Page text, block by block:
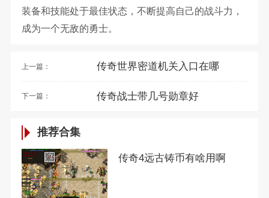
装备和技能处于最佳状态，不断提高自己的战斗力，
成为一个无敌的勇士。
上一篇： 传奇世界密道机关入口在哪
下一篇： 传奇战士带几号勋章好
推荐合集
传奇4远古铸币有啥用啊